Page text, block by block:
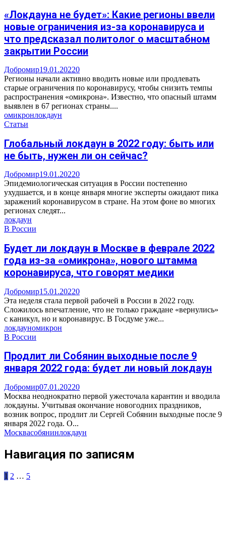
«Локдауна не будет»: Какие регионы ввели
новые ограничения из-за коронавируса и
что предсказал политолог о масштабном
закрытии России
Добромир19.01.20220
Регионы начали активно вводить новые или продлевать
старые ограничения по коронавирусу, чтобы снизить темпы
распространения «омикрона». Известно, что опасный штамм
выявлен в 67 регионах страны....
омикронлокдаун
Статьи
Глобальный локдаун в 2022 году: быть или
не быть, нужен ли он сейчас?
Добромир19.01.20220
Эпидемиологическая ситуация в России постепенно
ухудшается, и в конце января многие эксперты ожидают пика
заражений коронавирусом в стране. На этом фоне во многих
регионах следят...
локдаун
В России
Будет ли локдаун в Москве в феврале 2022
года из-за «омикрона», нового штамма
коронавируса, что говорят медики
Добромир15.01.20220
Эта неделя стала первой рабочей в России в 2022 году.
Сложилось впечатление, что не только граждане «вернулись»
с каникул, но и коронавирус. В Госдуме уже...
локдауномикрон
В России
Продлит ли Собянин выходные после 9
января 2022 года: будет ли новый локдаун
Добромир07.01.20220
Москва неоднократно первой ужесточала карантин и вводила
локдауны. Учитывая окончание новогодних праздников,
возник вопрос, продлит ли Сергей Собянин выходные после 9
января 2022 года. О...
Москвасобянинлокдаун
Навигация по записям
1 2 … 5